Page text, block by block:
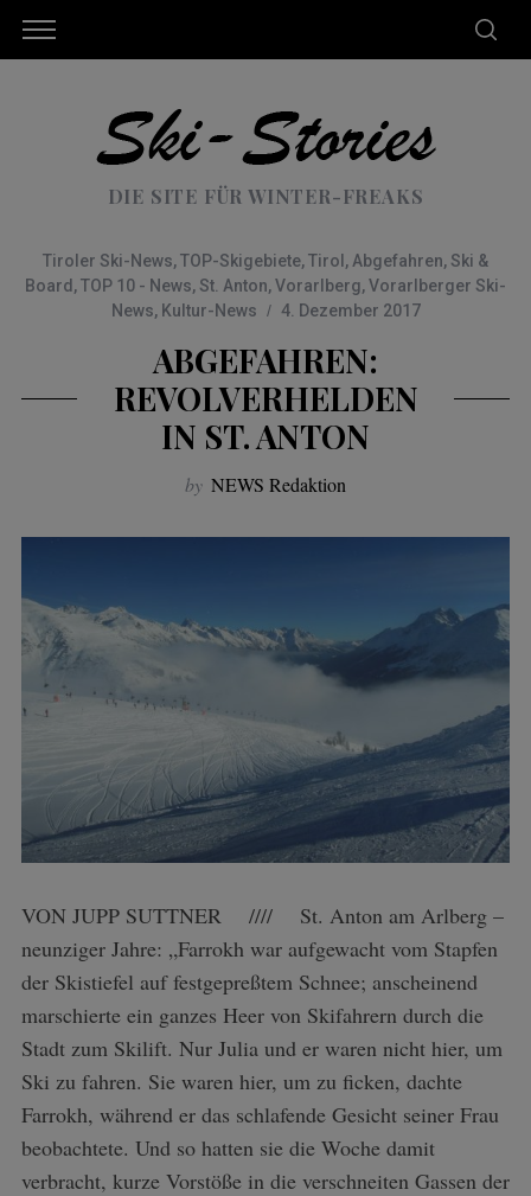
DIE SITE FÜR WINTER-FREAKS
Tiroler Ski-News,TOP-Skigebiete,Tirol , Abgefahren, Ski &
Board ,TOP 10 - News, St. Anton,Vorarlberg,Vorarlberger Ski-
News, Kultur-News 4. Dezember 2017
ABGEFAHREN:
REVOLVERHELDEN
IN ST. ANTON
by NEWS Redaktion
VON JUPP SUTTNER //// St. Anton am Arlberg –
neunziger Jahre: „Farrokh war aufgewacht vom Stapfen
der Skistiefel auf festgepreßtem Schnee; anscheinend
marschierte ein ganzes Heer von Skifahrern durch die
Stadt zum Skilift. Nur Julia und er waren nicht hier, um
Ski zu fahren. Sie waren hier, um zu ficken, dachte
Farrokh, während er das schlafende Gesicht seiner Frau
beobachtete. Und so hatten sie die Woche damit
verbracht, kurze Vorstöße in die verschneiten Gassen der